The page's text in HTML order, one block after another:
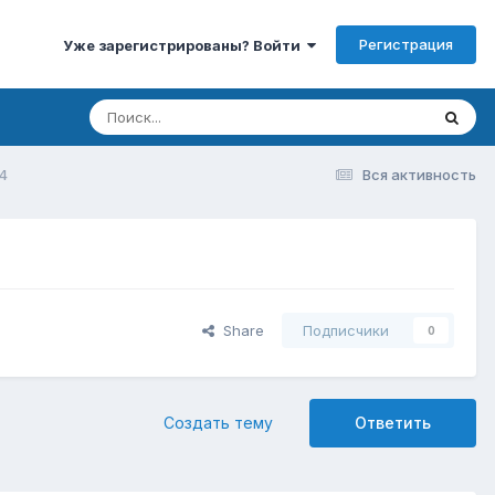
Уже зарегистрированы? Войти Регистрация
Вся активность
Share Подписчики 0
Ответить
Создать тему